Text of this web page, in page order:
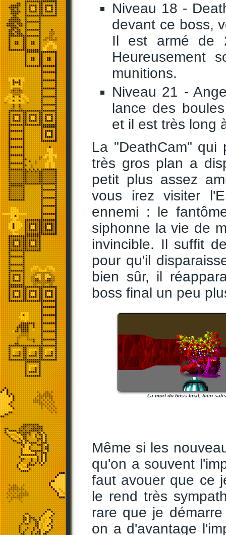
Niveau 18 -
devant ce boss,
Il est armé de
Heureusement
munitions.
Niveau 21 -
lance des
et il est très long
La "DeathCam" qui
très gros plan a
petit plus assez
vous irez visiter
ennemi : le
siphonne la vie de
invincible. Il suffit
pour qu'il
bien sûr, il
boss final un peu
La mort du boss final, bien
Même si les
qu'on a souvent
faut avouer que ce
le rend très
rare que je
on a d'avantage